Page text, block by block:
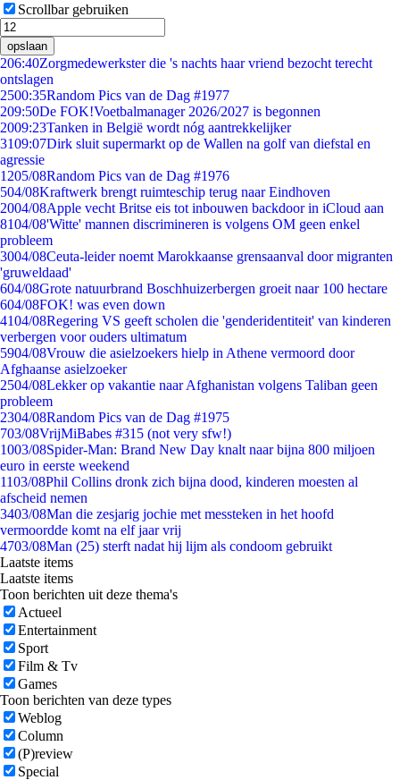
Scrollbar gebruiken
opslaan
206:40Zorgmedewerkster die 's nachts haar vriend bezocht terecht
ontslagen
2500:35Random Pics van de Dag #1977
209:50De FOK!Voetbalmanager 2026/2027 is begonnen
2009:23Tanken in België wordt nóg aantrekkelijker
3109:07Dirk sluit supermarkt op de Wallen na golf van diefstal en
agressie
1205/08Random Pics van de Dag #1976
504/08Kraftwerk brengt ruimteschip terug naar Eindhoven
2004/08Apple vecht Britse eis tot inbouwen backdoor in iCloud aan
8104/08'Witte' mannen discrimineren is volgens OM geen enkel
probleem
3004/08Ceuta-leider noemt Marokkaanse grensaanval door migranten
'gruweldaad'
604/08Grote natuurbrand Boschhuizerbergen groeit naar 100 hectare
604/08FOK! was even down
4104/08Regering VS geeft scholen die 'genderidentiteit' van kinderen
verbergen voor ouders ultimatum
5904/08Vrouw die asielzoekers hielp in Athene vermoord door
Afghaanse asielzoeker
2504/08Lekker op vakantie naar Afghanistan volgens Taliban geen
probleem
2304/08Random Pics van de Dag #1975
703/08VrijMiBabes #315 (not very sfw!)
1003/08Spider-Man: Brand New Day knalt naar bijna 800 miljoen
euro in eerste weekend
1103/08Phil Collins dronk zich bijna dood, kinderen moesten al
afscheid nemen
3403/08Man die zesjarig jochie met messteken in het hoofd
vermoordde komt na elf jaar vrij
4703/08Man (25) sterft nadat hij lijm als condoom gebruikt
Laatste items
Laatste items
Toon berichten uit deze thema's
Actueel
Entertainment
Sport
Film & Tv
Games
Toon berichten van deze types
Weblog
Column
(P)review
Special